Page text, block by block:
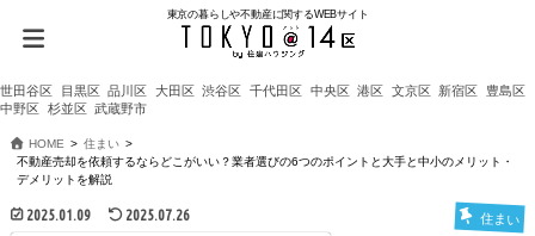
東京の暮らしや不動産に関するWEBサイト
世田谷区 目黒区 品川区 大田区 渋谷区 千代田区 中央区 港区 文京区 新宿区
豊島区
中野区 杉並区 武蔵野市
HOME
住まい
不動産売却を依頼するならどこがいい？業者選びの6つのポイントと大手と中小のメリット・
デメリットを解説
2025.01.09 2025.07.26 住まい